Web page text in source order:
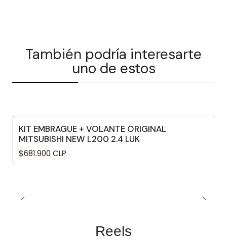
También podría interesarte
uno de estos
KIT EMBRAGUE + VOLANTE ORIGINAL
MITSUBISHI NEW L200 2.4 LUK
$681.900 CLP
Reels